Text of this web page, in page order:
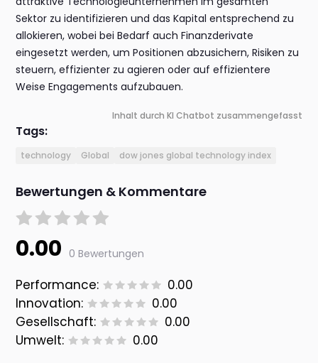
Sektor zu identifizieren und das Kapital entsprechend zu
allokieren, wobei bei Bedarf auch Finanzderivate
eingesetzt werden, um Positionen abzusichern, Risiken zu
steuern, effizienter zu agieren oder auf effizientere
Weise Engagements aufzubauen.
Inhalt durch KI Chatbot zusammengefasst
Tags:
technology Global dow jones global technology index
Bewertungen & Kommentare
0.00 0 Bewertungen
Performance:
0.00
Innovation:
0.00
Gesellschaft:
0.00
Umwelt:
0.00